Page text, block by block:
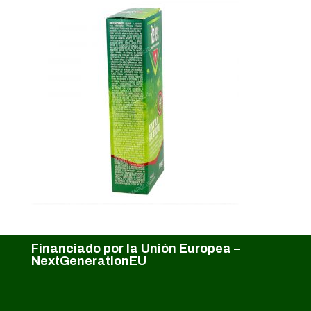
Financiado por la Unión Europea –
NextGenerationEU